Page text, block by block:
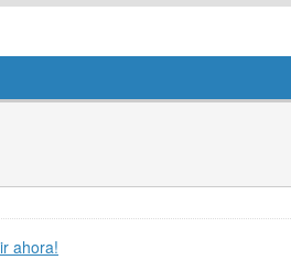
ahora!